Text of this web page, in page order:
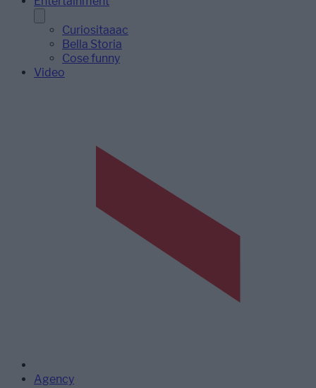
Curiositaaac
Bella Storia
Cose funny
Video
Agency